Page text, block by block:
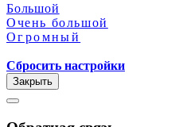
Большой
Очень большой
Огромный
Сбросить настройки
Закрыть